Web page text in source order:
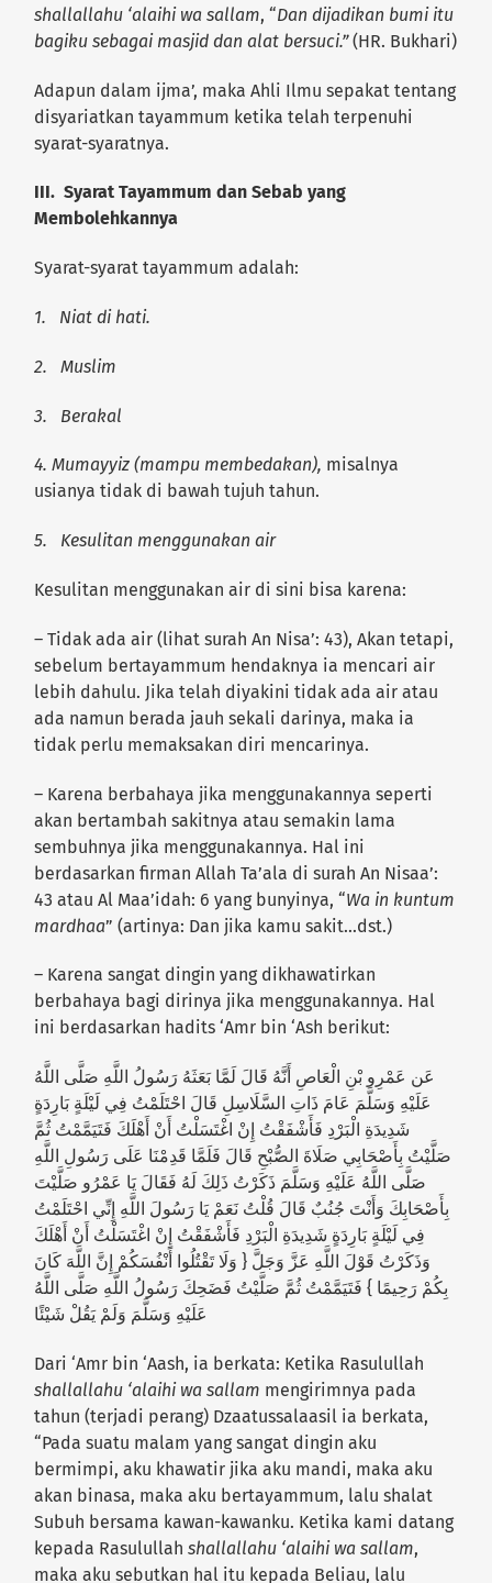
shallallahu ‘alaihi wa sallam, “Dan dijadikan bumi itu
bagiku sebagai masjid dan alat bersuci.”(HR. Bukhari)
Adapun dalam ijma’, maka Ahli Ilmu sepakat tentang
disyariatkan tayammum ketika telah terpenuhi
syarat-syaratnya.
III. Syarat Tayammum dan Sebab yang
Membolehkannya
Syarat-syarat tayammum adalah:
1. Niat di hati.
2.Muslim
3. Berakal
4. Mumayyiz (mampu membedakan), misalnya
usianya tidak di bawah tujuh tahun.
5. Kesulitan menggunakan air
Kesulitan menggunakan air di sini bisa karena:
– Tidak ada air (lihat surah An Nisa’: 43), Akan tetapi,
sebelum bertayammum hendaknya ia mencari air
lebih dahulu. Jika telah diyakini tidak ada air atau
ada namun berada jauh sekali darinya, maka ia
tidak perlu memaksakan diri mencarinya.
– Karena berbahaya jika menggunakannya seperti
akan bertambah sakitnya atau semakin lama
sembuhnya jika menggunakannya. Hal ini
berdasarkan firman Allah Ta’ala di surah An Nisaa’:
43 atau Al Maa’idah: 6 yang bunyinya, “Wa in kuntum
mardhaa” (artinya: Dan jika kamu sakit…dst.)
– Karena sangat dingin yang dikhawatirkan
berbahaya bagi dirinya jika menggunakannya. Hal
ini berdasarkan hadits ‘Amr bin ‘Ash berikut:
عَن عَمْرِو بْنِ الْعَاصِ أَنَّهُ قَالَ لَمَّا بَعَثَهُ رَسُولُ اللَّهِ صَلَّى اللَّهُ
عَلَيْهِ وَسَلَّمَ عَامَ ذَاتِ السَّلَاسِلِ قَالَ احْتَلَمْتُ فِي لَيْلَةٍ بَارِدَةٍ
شَدِيدَةِ الْبَرْدِ فَأَشْفَقْتُ إِنْ اغْتَسَلْتُ أَنْ أَهْلَكَ فَتَيَمَّمْتُ ثُمَّ
صَلَّيْتُ بِأَصْحَابِي صَلَاةَ الصُّبْحِ قَالَ فَلَمَّا قَدِمْنَا عَلَى رَسُولِ اللَّهِ
صَلَّى اللَّهُ عَلَيْهِ وَسَلَّمَ ذَكَرْتُ ذَلِكَ لَهُ فَقَالَ يَا عَمْرُو صَلَّيْتَ
بِأَصْحَابِكَ وَأَنْتَ جُنُبٌ قَالَ قُلْتُ نَعَمْ يَا رَسُولَ اللَّهِ إِنِّي احْتَلَمْتُ
فِي لَيْلَةٍ بَارِدَةٍ شَدِيدَةِ الْبَرْدِ فَأَشْفَقْتُ إِنْ اغْتَسَلْتُ أَنْ أَهْلَكَ
وَذَكَرْتُ قَوْلَ اللَّهِ عَزَّ وَجَلَّ { وَلَا تَقْتُلُوا أَنْفُسَكُمْ إِنَّ اللَّهَ كَانَ
بِكُمْ رَحِيمًا } فَتَيَمَّمْتُ ثُمَّ صَلَّيْتُ فَضَحِكَ رَسُولُ اللَّهِ صَلَّى اللَّهُ
عَلَيْهِ وَسَلَّمَ وَلَمْ يَقُلْ شَيْئًا
Dari ‘Amr bin ‘Aash, ia berkata: Ketika Rasulullah
shallallahu ‘alaihi wa sallam mengirimnya pada
tahun (terjadi perang) Dzaatussalaasil ia berkata,
“Pada suatu malam yang sangat dingin aku
bermimpi, aku khawatir jika aku mandi, maka aku
akan binasa, maka aku bertayammum, lalu shalat
Subuh bersama kawan-kawanku. Ketika kami datang
kepada Rasulullahshallallahu ‘alaihi wa sallam,
maka aku sebutkan hal itu kepada Beliau, lalu